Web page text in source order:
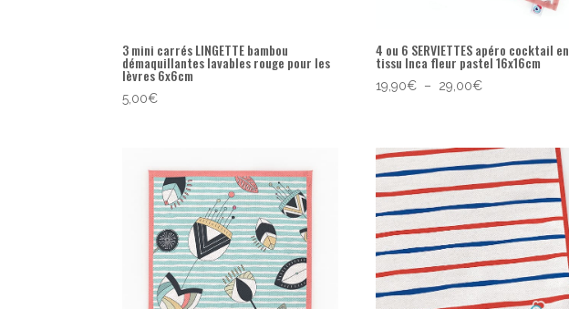
3 mini carrés LINGETTE bambou
démaquillantes lavables rouge pour les
lèvres 6x6cm
5,00€
4 ou 6 SERVIETTES apéro cocktail en
tissu Inca fleur pastel 16x16cm
19,90€ – 29,00€Plage
19,90€
à
29,00€